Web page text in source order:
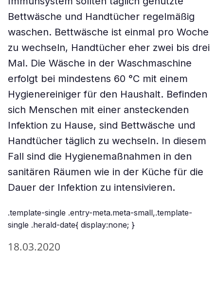
Bettwäsche und Handtücher regelmäßig
waschen. Bettwäsche ist einmal pro Woche
zu wechseln, Handtücher eher zwei bis drei
Mal. Die Wäsche in der Waschmaschine
erfolgt bei mindestens 60 °C mit einem
Hygienereiniger für den Haushalt. Befinden
sich Menschen mit einer ansteckenden
Infektion zu Hause, sind Bettwäsche und
Handtücher täglich zu wechseln. In diesem
Fall sind die Hygienemaßnahmen in den
sanitären Räumen wie in der Küche für die
Dauer der Infektion zu intensivieren.
.template-single .entry-meta.meta-small,.template-
single .herald-date{ display:none; }
18.03.2020